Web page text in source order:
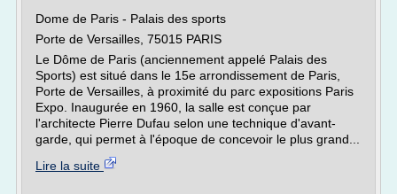
Dome de Paris - Palais des sports
Porte de Versailles, 75015 PARIS
Le Dôme de Paris (anciennement appelé Palais des
Sports) est situé dans le 15e arrondissement de Paris,
Porte de Versailles, à proximité du parc expositions Paris
Expo. Inaugurée en 1960, la salle est conçue par
l'architecte Pierre Dufau selon une technique d'avant-
garde, qui permet à l'époque de concevoir le plus grand...
Lire la suite